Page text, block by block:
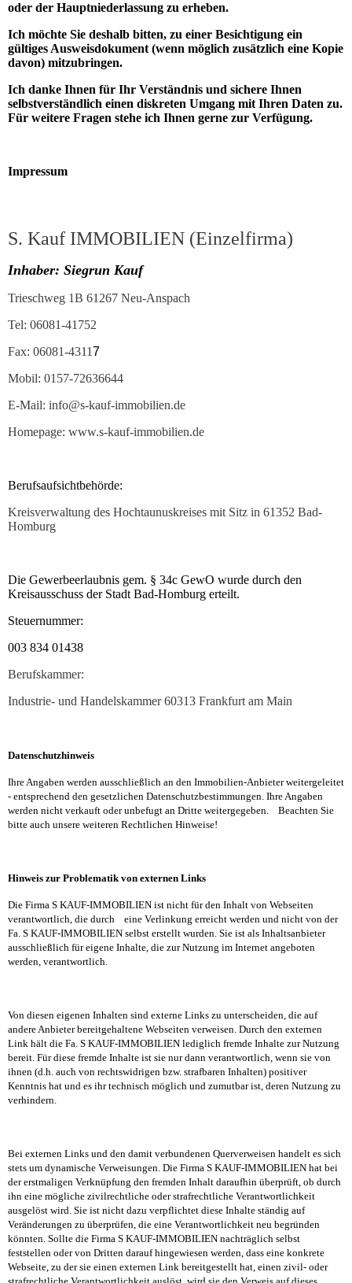
oder der Hauptniederlassung zu erheben.
Ich möchte Sie deshalb bitten, zu einer Besichtigung ein
gültiges Ausweisdokument (wenn möglich zusätzlich eine Kopie
davon) mitzubringen.
Ich danke Ihnen für Ihr Verständnis und sichere Ihnen
selbstverständlich einen diskreten Umgang mit Ihren Daten zu.
Für weitere Fragen stehe ich Ihnen gerne zur Verfügung.
Impressum
S. Kauf IMMOBILIEN (Einzelfirma)
Inhaber: Siegrun Kauf
Trieschweg 1B 61267 Neu-Anspach
Tel: 06081-41752
Fax: 06081-43117
Mobil: 0157-72636644
E-Mail: info@s-kauf-immobilien.de
Homepage: www.s-kauf-immobilien.de
Berufsaufsichtbehörde:
Kreisverwaltung des Hochtaunuskreises mit Sitz in 61352 Bad-
Homburg
Die Gewerbeerlaubnis gem. § 34c GewO wurde durch den
Kreisausschuss der Stadt Bad-Homburg erteilt.
Steuernummer:
003 834 01438
Berufskammer:
Industrie- und Handelskammer 60313 Frankfurt am Main
Datenschutzhinweis
Ihre Angaben werden ausschließlich an den Immobilien-Anbieter weitergeleitet
- entsprechend den gesetzlichen Datenschutzbestimmungen. Ihre Angaben
werden nicht verkauft oder unbefugt an Dritte weitergegeben.
Beachten Sie
bitte auch unsere weiteren Rechtlichen Hinweise!
Hinweis zur Problematik von externen Links
Die Firma S KAUF-IMMOBILIEN ist nicht für den Inhalt von Webseiten
verantwortlich, die durch
eine Verlinkung erreicht werden und nicht von der
Fa. S KAUF-IMMOBILIEN selbst erstellt wurden. Sie ist als Inhaltsanbieter
ausschließlich für eigene Inhalte, die zur Nutzung im Internet angeboten
werden, verantwortlich.
Von diesen eigenen Inhalten sind externe Links zu unterscheiden, die auf
andere Anbieter bereitgehaltene Webseiten verweisen. Durch den externen
Link hält die Fa. S KAUF-IMMOBILIEN lediglich fremde Inhalte zur Nutzung
bereit. Für diese fremde Inhalte ist sie nur dann verantwortlich, wenn sie von
ihnen (d.h. auch von rechtswidrigen bzw. strafbaren Inhalten) positiver
Kenntnis hat und es ihr technisch möglich und zumutbar ist, deren Nutzung zu
verhindern.
Bei externen Links und den damit verbundenen Querverweisen handelt es sich
stets um dynamische Verweisungen. Die Firma S KAUF-IMMOBILIEN hat bei
der erstmaligen Verknüpfung den fremden Inhalt daraufhin überprüft, ob durch
ihn eine mögliche zivilrechtliche oder strafrechtliche Verantwortlichkeit
ausgelöst wird. Sie ist nicht dazu verpflichtet diese Inhalte ständig auf
Veränderungen zu überprüfen, die eine Verantwortlichkeit neu begründen
könnten. Sollte die Firma S KAUF-IMMOBILIEN nachträglich selbst
feststellen oder von Dritten darauf hingewiesen werden, dass eine konkrete
Webseite, zu der sie einen externen Link bereitgestellt hat, einen zivil- oder